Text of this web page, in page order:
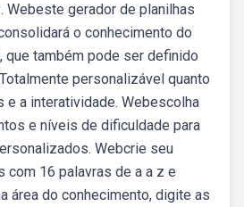
Webeste gerador de planilhas
o conhecimento do
que também pode ser definido
personalizável quanto
e a interatividade. Webescolha
e níveis de dificuldade para
Webcrie seu
com 16 palavras de a a z e
área do conhecimento, digite as